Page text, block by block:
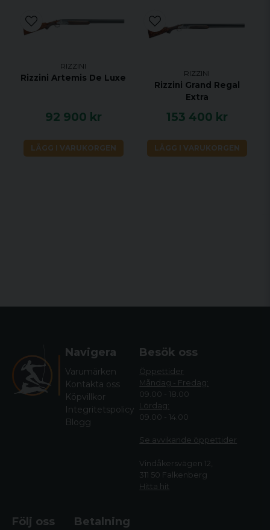
RIZZINI
Rizzini Artemis De Luxe
92 900 kr
LÄGG I VARUKORGEN
RIZZINI
Rizzini Grand Regal
Extra
153 400 kr
LÄGG I VARUKORGEN
Navigera
Varumärken
Kontakta oss
Köpvillkor
Integritetspolicy
Blogg
Besök oss
Öppettider
Måndag - Fredag:
09.00 - 18.00
Lördag:
09.00 - 14.00
Se avvikande öppettider
Vindåkersvägen 12,
311 50 Falkenberg
Hitta hit
Följ oss Betalning